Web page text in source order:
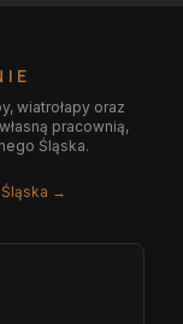
wiatrołapy oraz
pracownią,
Śląska.
→